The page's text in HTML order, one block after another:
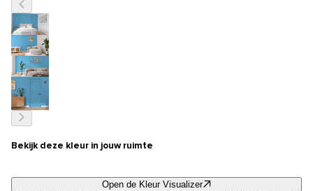
Bekijk deze kleur in jouw ruimte
Open de Kleur Visualizer